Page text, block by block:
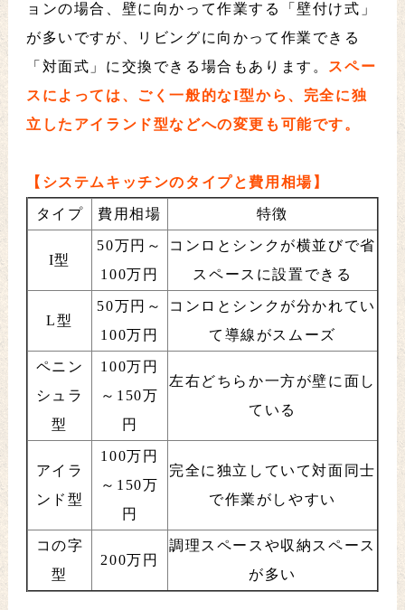
ョンの場合、壁に向かって作業する「壁付け式」
が多いですが、リビングに向かって作業できる
「対面式」に交換できる場合もあります。 スペー
スによっては、ごく一般的なI型から、完全に独
立したアイランド型などへの変更も可能です。
【システムキッチンのタイプと費用相場】
タイプ 費用相場 特徴
I型
50万円～
100万円
コンロとシンクが横並びで省
スペースに設置できる
L型
50万円～
100万円
コンロとシンクが分かれてい
て導線がスムーズ
ペニン
シュラ
型
100万円
～150万
円
左右どちらか一方が壁に面し
ている
アイラ
ンド型
100万円
～150万
円
完全に独立していて対面同士
で作業がしやすい
コの字
型
200万円
調理スペースや収納スペース
が多い